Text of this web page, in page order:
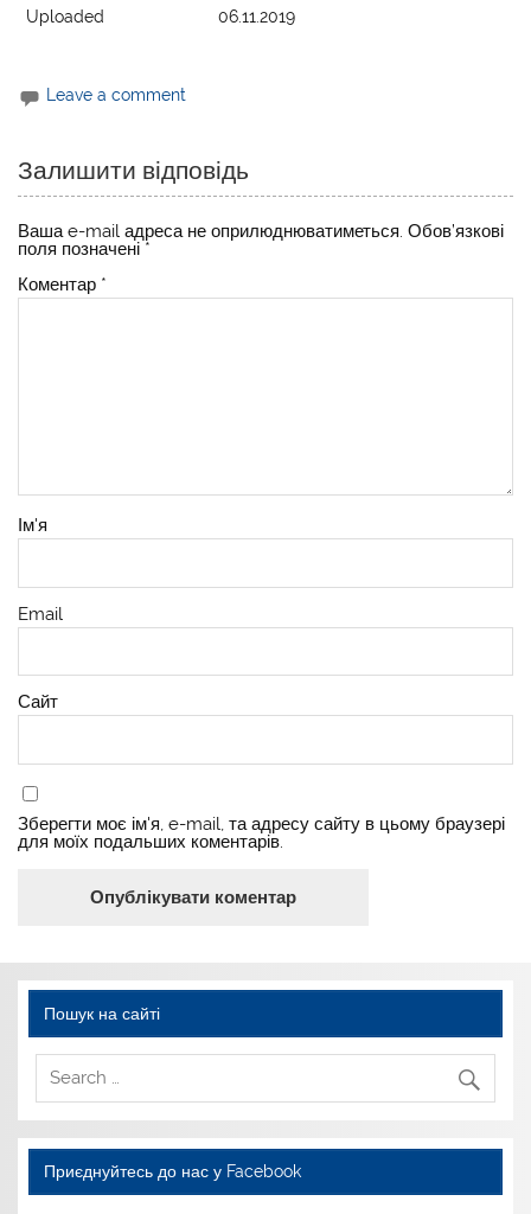
Uploaded 06.11.2019
Leave a comment
Залишити відповідь
Ваша e-mail адреса не оприлюднюватиметься. Обов’язкові
поля позначені *
Коментар *
Ім'я
Email
Сайт
Зберегти моє ім'я, e-mail, та адресу сайту в цьому браузері
для моїх подальших коментарів.
Пошук на сайті
Приєднуйтесь до нас у Facebook